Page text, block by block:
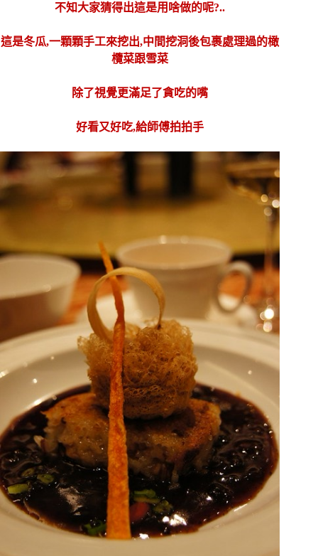
不知大家猜得出這是用啥做的呢?..
這是冬瓜,一顆顆手工來挖出,中間挖洞後包裹處理過的橄
欖菜跟雪菜
除了視覺更滿足了貪吃的嘴
好看又好吃,給師傅拍拍手